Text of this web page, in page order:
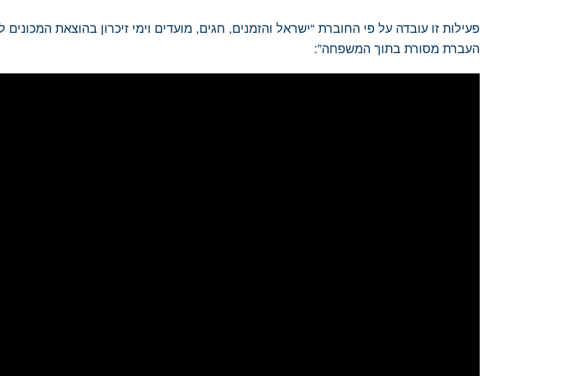
פעילות זו עובדה על פי החוברת “ישראל והזמנים, חגים, מועדים וימי זיכרון בהוצאת
העברת מסורת בתוך המשפחה”: